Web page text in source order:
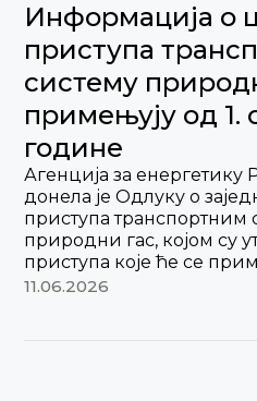
Информација о
приступа
систему
примењују од 1.
године
Агенција за енергетику
донела је Одлуку о
приступа транспортним
природни гас, којом су
приступа које ће се
11.06.2026